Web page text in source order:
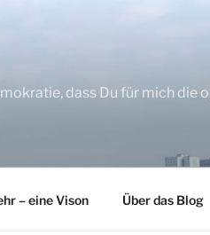
dass Du für mich die
– eine Vison Über das Blog